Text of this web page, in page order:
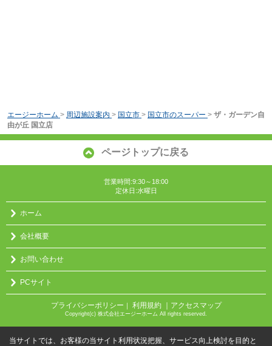
エージーホーム > 周辺施設案内 > 国立市 > 国立市のスーパー > ザ・ガーデン自
由が丘 国立店
ページトップに戻る
営業時間:9:30～18:00
定休日:水曜日
ホーム
会社概要
お問い合わせ
PCサイト
プライバシーポリシー ｜ 利用規約 ｜アクセスマップ
Copyright(c) 株式会社エージーホーム All rights reserved.
当サイトでは、お客様の当サイト利用状況把握、サービス向上検討を目的と